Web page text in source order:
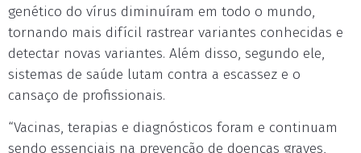
genético do vírus diminuíram em todo o mundo,
tornando mais difícil rastrear variantes conhecidas e
detectar novas variantes. Além disso, segundo ele,
sistemas de saúde lutam contra a escassez e o
cansaço de profissionais.
“Vacinas, terapias e diagnósticos foram e continuam
sendo essenciais na prevenção de doenças graves,